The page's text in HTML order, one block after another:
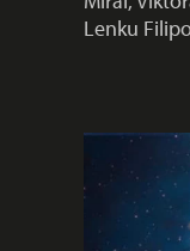
Lenku